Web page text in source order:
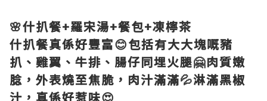
🌸什扒餐+羅宋湯+餐包+凍檸茶
什扒餐真係好豐富😊包括有大大塊嘅豬
扒、雞翼、牛排、腸仔同埋火腿🤗肉質嫩
腍，外表燒至焦脆，肉汁滿滿💦淋滿黑椒
汁，真係好惹味😍